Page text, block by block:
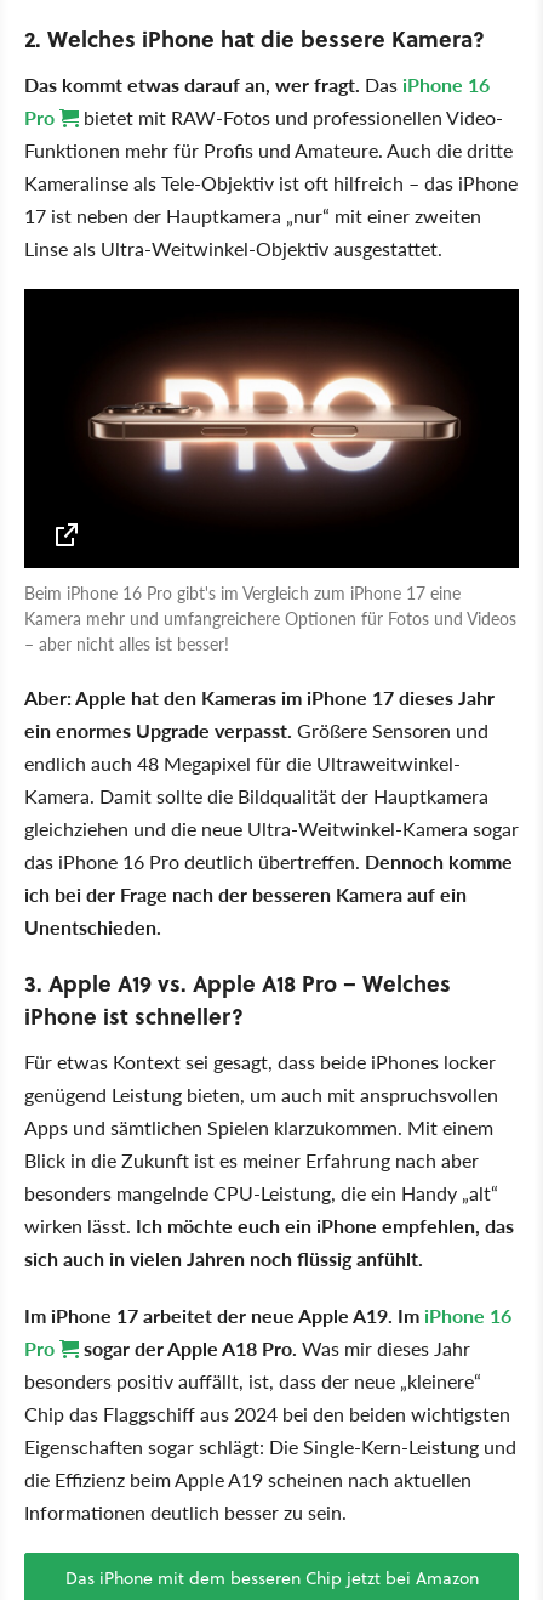
2. Welches iPhone hat die bessere Kamera?
Das kommt etwas darauf an, wer fragt. Das iPhone 16
Pro
bietet mit RAW-Fotos und professionellen Video-
Funktionen mehr für Profis und Amateure. Auch die dritte
Kameralinse als Tele-Objektiv ist oft hilfreich – das iPhone
17 ist neben der Hauptkamera „nur“ mit einer zweiten
Linse als Ultra-Weitwinkel-Objektiv ausgestattet.
Beim iPhone 16 Pro gibt's im Vergleich zum iPhone 17 eine
Kamera mehr und umfangreichere Optionen für Fotos und Videos
– aber nicht alles ist besser!
Aber: Apple hat den Kameras im iPhone 17 dieses Jahr
ein enormes Upgrade verpasst. Größere Sensoren und
endlich auch 48 Megapixel für die Ultraweitwinkel-
Kamera. Damit sollte die Bildqualität der Hauptkamera
gleichziehen und die neue Ultra-Weitwinkel-Kamera sogar
das iPhone 16 Pro deutlich übertreffen. Dennoch komme
ich bei der Frage nach der besseren Kamera auf ein
Unentschieden.
3. Apple A19 vs. Apple A18 Pro – Welches
iPhone ist schneller?
Für etwas Kontext sei gesagt, dass beide iPhones locker
genügend Leistung bieten, um auch mit anspruchsvollen
Apps und sämtlichen Spielen klarzukommen. Mit einem
Blick in die Zukunft ist es meiner Erfahrung nach aber
besonders mangelnde CPU-Leistung, die ein Handy „alt“
wirken lässt. Ich möchte euch ein iPhone empfehlen, das
sich auch in vielen Jahren noch flüssig anfühlt.
Im iPhone 17 arbeitet der neue Apple A19. Im iPhone 16
Pro
sogar der Apple A18 Pro. Was mir dieses Jahr
besonders positiv auffällt, ist, dass der neue „kleinere“
Chip das Flaggschiff aus 2024 bei den beiden wichtigsten
Eigenschaften sogar schlägt: Die Single-Kern-Leistung und
die Effizienz beim Apple A19 scheinen nach aktuellen
Informationen deutlich besser zu sein.
Das iPhone mit dem besseren Chip jetzt bei Amazon